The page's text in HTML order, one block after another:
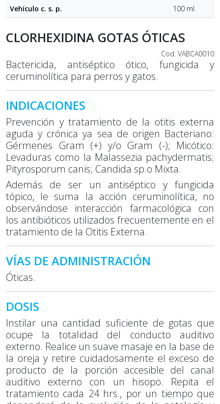
Vehículo c. s. p.
100 ml
CLORHEXIDINA GOTAS ÓTICAS
Cod. VABCA0010
Bactericida, antiséptico ótico, fungicida y
ceruminolítica para perros y gatos.
INDICACIONES
Prevención y tratamiento de la otitis externa
aguda y crónica ya sea de origen Bacteriano:
Gérmenes Gram (+) y/o Gram (-); Micótico:
Levaduras como la Malassezia pachydermatis;
Pityrosporum canis; Candida sp.o Mixta.
Además de ser un antiséptico y fungicida
tópico, le suma la acción ceruminolítica, no
observándose interacción farmacológica con
los antibióticos utilizados frecuentemente en el
tratamiento de la Otitis Externa.
VÍAS DE ADMINISTRACIÓN
Óticas.
DOSIS
Instilar una cantidad suficiente de gotas que
ocupe la totalidad del conducto auditivo
externo. Realice un suave masaje en la base de
la oreja y retire cuidadosamente el exceso de
producto de la porción accesible del canal
auditivo externo con un hisopo. Repita el
tratamiento cada 24 hrs., por un tiempo que